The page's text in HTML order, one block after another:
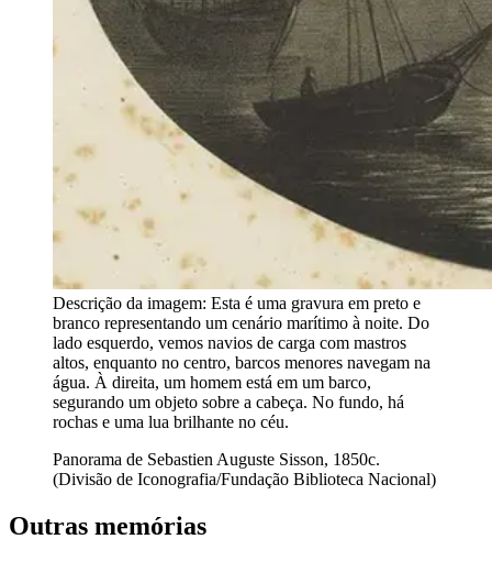
Descrição da imagem: Esta é uma gravura em preto e
branco representando um cenário marítimo à noite. Do
lado esquerdo, vemos navios de carga com mastros
altos, enquanto no centro, barcos menores navegam na
água. À direita, um homem está em um barco,
segurando um objeto sobre a cabeça. No fundo, há
rochas e uma lua brilhante no céu.
Panorama de Sebastien Auguste Sisson, 1850c.
(Divisão de Iconografia/Fundação Biblioteca Nacional)
Outras memórias